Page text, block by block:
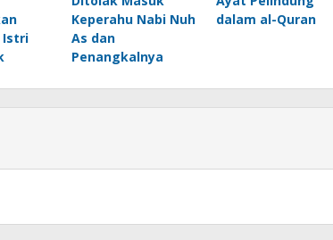
Istri
Keperahu Nabi Nuh
As dan
Penangkalnya
dalam al-Quran